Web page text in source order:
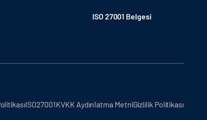
ISO 27001 Belgesi
ISO27001KVKK Aydınlatma MetniGizlilik Politikası